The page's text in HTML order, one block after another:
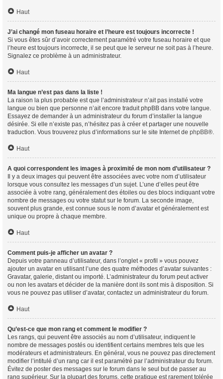
Haut
J’ai changé mon fuseau horaire et l’heure est toujours incorrecte !
Si vous êtes sûr d’avoir correctement paramétré votre fuseau horaire et que
l’heure est toujours incorrecte, il se peut que le serveur ne soit pas à l’heure.
Signalez ce problème à un administrateur.
Haut
Ma langue n’est pas dans la liste !
La raison la plus probable est que l’administrateur n’ait pas installé votre
langue ou bien que personne n’ait encore traduit phpBB dans votre langue.
Essayez de demander à un administrateur du forum d’installer la langue
désirée. Si elle n’existe pas, n’hésitez pas à créer et partager une nouvelle
traduction. Vous trouverez plus d’informations sur le site Internet de phpBB®.
Haut
A quoi correspondent les images à proximité de mon nom d’utilisateur ?
Il y a deux images qui peuvent être associées avec votre nom d’utilisateur
lorsque vous consultez les messages d’un sujet. L’une d’elles peut être
associée à votre rang, généralement des étoiles ou des blocs indiquant votre
nombre de messages ou votre statut sur le forum. La seconde image,
souvent plus grande, est connue sous le nom d’avatar et généralement est
unique ou propre à chaque membre.
Haut
Comment puis-je afficher un avatar ?
Depuis votre panneau d’utilisateur, dans l’onglet « profil » vous pouvez
ajouter un avatar en utilisant l’une des quatre méthodes d’avatar suivantes :
Gravatar, galerie, distant ou importé. L’administrateur du forum peut activer
ou non les avatars et décider de la manière dont ils sont mis à disposition. Si
vous ne pouvez pas utiliser d’avatar, contactez un administrateur du forum.
Haut
Qu’est-ce que mon rang et comment le modifier ?
Les rangs, qui peuvent être associés au nom d’utilisateur, indiquent le
nombre de messages postés ou identifient certains membres tels que les
modérateurs et administrateurs. En général, vous ne pouvez pas directement
modifier l’intitulé d’un rang car il est paramétré par l’administrateur du forum.
Évitez de poster des messages sur le forum dans le seul but de passer au
rang supérieur. Sur la plupart des forums, cette pratique est rarement tolérée